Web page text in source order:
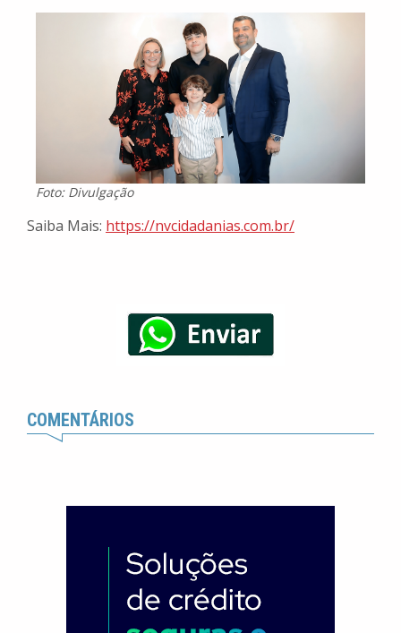
Foto: Divulgação
Saiba Mais: https://nvcidadanias.com.br/
COMENTÁRIOS